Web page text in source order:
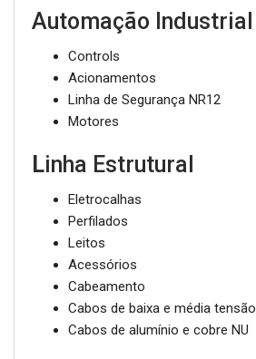
Automação Industrial
Controls
Acionamentos
Linha de Segurança NR12
Motores
Linha Estrutural
Eletrocalhas
Perfilados
Leitos
Acessórios
Cabeamento
Cabos de baixa e média tensão
Cabos de alumínio e cobre NU